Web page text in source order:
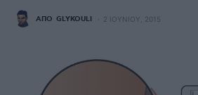
ΑΠΌ GLYKOULI 2 ΙΟΥΝΊΟΥ, 2015